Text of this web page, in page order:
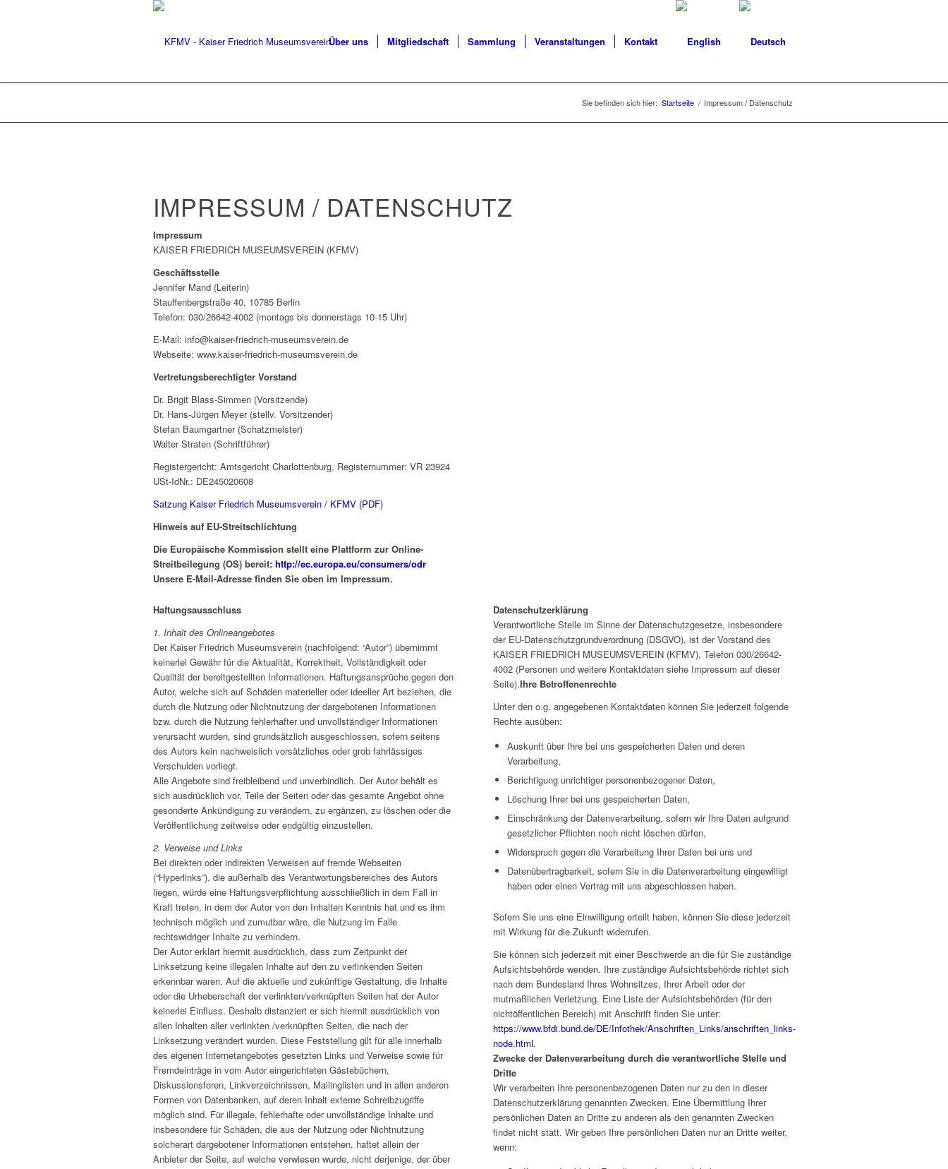
Über uns Mitgliedschaft Sammlung Veranstaltungen Kontakt
Sie befinden sich hier: Startseite / Impressum / Datenschutz
IMPRESSUM / DATENSCHUTZ
Impressum
KAISER FRIEDRICH MUSEUMSVEREIN (KFMV)
Geschäftsstelle
Jennifer Mand (Leiterin)
Stauffenbergstraße 40, 10785 Berlin
Telefon: 030/26642-4002 (montags bis donnerstags 10-15 Uhr)
E-Mail: info@kaiser-friedrich-museumsverein.de
Webseite: www.kaiser-friedrich-museumsverein.de
Vertretungsberechtigter Vorstand
Dr. Brigit Blass-Simmen (Vorsitzende)
Dr. Hans-Jürgen Meyer (stellv. Vorsitzender)
Stefan Baumgartner (Schatzmeister)
Walter Straten (Schriftführer)
Registergericht: Amtsgericht Charlottenburg, Registernummer: VR 23924
USt-IdNr.: DE245020608
Satzung Kaiser Friedrich Museumsverein / KFMV (PDF)
Hinweis auf EU-Streitschlichtung
Die Europäische Kommission stellt eine Plattform zur Online-
Streitbeilegung (OS) bereit: http://ec.europa.eu/consumers/odr
Unsere E-Mail-Adresse finden Sie oben im Impressum.
Haftungsausschluss
1. Inhalt des Onlineangebotes
Der Kaiser Friedrich Museumsverein (nachfolgend: “Autor”) übernimmt
keinerlei Gewähr für die Aktualität, Korrektheit, Vollständigkeit oder
Qualität der bereitgestellten Informationen. Haftungsansprüche gegen den
Autor, welche sich auf Schäden materieller oder ideeller Art beziehen, die
durch die Nutzung oder Nichtnutzung der dargebotenen Informationen
bzw. durch die Nutzung fehlerhafter und unvollständiger Informationen
verursacht wurden, sind grundsätzlich ausgeschlossen, sofern seitens
des Autors kein nachweislich vorsätzliches oder grob fahrlässiges
Verschulden vorliegt.
Alle Angebote sind freibleibend und unverbindlich. Der Autor behält es
sich ausdrücklich vor, Teile der Seiten oder das gesamte Angebot ohne
gesonderte Ankündigung zu verändern, zu ergänzen, zu löschen oder die
Veröffentlichung zeitweise oder endgültig einzustellen.
2. Verweise und Links
Bei direkten oder indirekten Verweisen auf fremde Webseiten
(“Hyperlinks”), die außerhalb des Verantwortungsbereiches des Autors
liegen, würde eine Haftungsverpflichtung ausschließlich in dem Fall in
Kraft treten, in dem der Autor von den Inhalten Kenntnis hat und es ihm
technisch möglich und zumutbar wäre, die Nutzung im Falle
rechtswidriger Inhalte zu verhindern.
Der Autor erklärt hiermit ausdrücklich, dass zum Zeitpunkt der
Linksetzung keine illegalen Inhalte auf den zu verlinkenden Seiten
erkennbar waren. Auf die aktuelle und zukünftige Gestaltung, die Inhalte
oder die Urheberschaft der verlinkten/verknüpften Seiten hat der Autor
keinerlei Einfluss. Deshalb distanziert er sich hiermit ausdrücklich von
allen Inhalten aller verlinkten /verknüpften Seiten, die nach der
Linksetzung verändert wurden. Diese Feststellung gilt für alle innerhalb
des eigenen Internetangebotes gesetzten Links und Verweise sowie für
Fremdeinträge in vom Autor eingerichteten Gästebüchern,
Diskussionsforen, Linkverzeichnissen, Mailinglisten und in allen anderen
Formen von Datenbanken, auf deren Inhalt externe Schreibzugriffe
möglich sind. Für illegale, fehlerhafte oder unvollständige Inhalte und
insbesondere für Schäden, die aus der Nutzung oder Nichtnutzung
solcherart dargebotener Informationen entstehen, haftet allein der
Anbieter der Seite, auf welche verwiesen wurde, nicht derjenige, der über
Datenschutzerklärung
Verantwortliche Stelle im Sinne der Datenschutzgesetze, insbesondere
der EU-Datenschutzgrundverordnung (DSGVO), ist der Vorstand des
KAISER FRIEDRICH MUSEUMSVEREIN (KFMV), Telefon 030/26642-
4002 (Personen und weitere Kontaktdaten siehe Impressum auf dieser
Seite).Ihre Betroffenenrechte
Unter den o.g. angegebenen Kontaktdaten können Sie jederzeit folgende
Rechte ausüben:
Auskunft über Ihre bei uns gespeicherten Daten und deren
Verarbeitung,
Berichtigung unrichtiger personenbezogener Daten,
Löschung Ihrer bei uns gespeicherten Daten,
Einschränkung der Datenverarbeitung, sofern wir Ihre Daten aufgrund
gesetzlicher Pflichten noch nicht löschen dürfen,
Widerspruch gegen die Verarbeitung Ihrer Daten bei uns und
Datenübertragbarkeit, sofern Sie in die Datenverarbeitung eingewilligt
haben oder einen Vertrag mit uns abgeschlossen haben.
Sofern Sie uns eine Einwilligung erteilt haben, können Sie diese jederzeit
mit Wirkung für die Zukunft widerrufen.
Sie können sich jederzeit mit einer Beschwerde an die für Sie zuständige
Aufsichtsbehörde wenden. Ihre zuständige Aufsichtsbehörde richtet sich
nach dem Bundesland Ihres Wohnsitzes, Ihrer Arbeit oder der
mutmaßlichen Verletzung. Eine Liste der Aufsichtsbehörden (für den
nichtöffentlichen Bereich) mit Anschrift finden Sie unter:
https://www.bfdi.bund.de/DE/Infothek/Anschriften_Links/anschriften_links-
node.html.
Zwecke der Datenverarbeitung durch die verantwortliche Stelle und
Dritte
Wir verarbeiten Ihre personenbezogenen Daten nur zu den in dieser
Datenschutzerklärung genannten Zwecken. Eine Übermittlung Ihrer
persönlichen Daten an Dritte zu anderen als den genannten Zwecken
findet nicht statt. Wir geben Ihre persönlichen Daten nur an Dritte weiter,
wenn: